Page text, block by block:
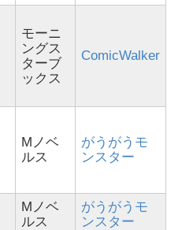
モーニ
ングス
ターブ
ックス
ComicWalker
Mノベ
ルス
がうがうモ
ンスター
Mノベ
ルス
がうがうモ
ンスター